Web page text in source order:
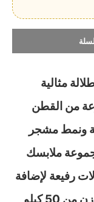
مثالية
من القطن
ونمط مشجر
ملابسك
رفيعة لإضافة